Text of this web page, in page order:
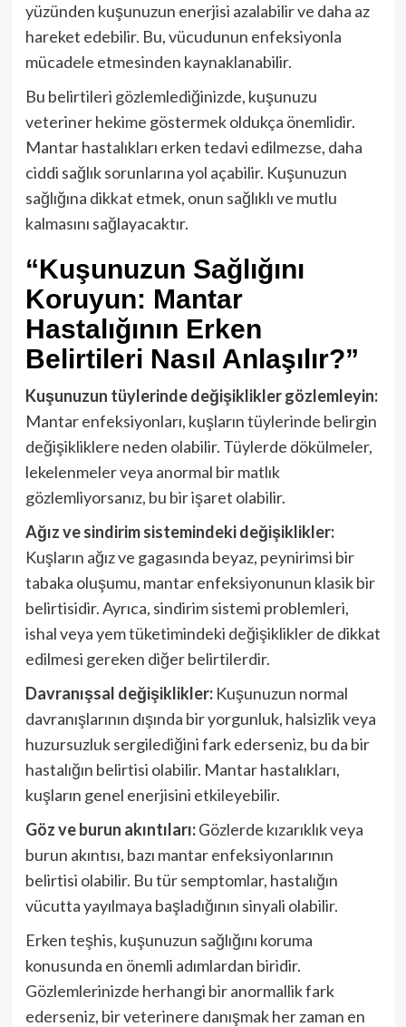
yüzünden kuşunuzun enerjisi azalabilir ve daha az
hareket edebilir. Bu, vücudunun enfeksiyonla
mücadele etmesinden kaynaklanabilir.
Bu belirtileri gözlemlediğinizde, kuşunuzu
veteriner hekime göstermek oldukça önemlidir.
Mantar hastalıkları erken tedavi edilmezse, daha
ciddi sağlık sorunlarına yol açabilir. Kuşunuzun
sağlığına dikkat etmek, onun sağlıklı ve mutlu
kalmasını sağlayacaktır.
“Kuşunuzun Sağlığını
Koruyun: Mantar
Hastalığının Erken
Belirtileri Nasıl Anlaşılır?”
Kuşunuzun tüylerinde değişiklikler gözlemleyin:
Mantar enfeksiyonları, kuşların tüylerinde belirgin
değişikliklere neden olabilir. Tüylerde dökülmeler,
lekelenmeler veya anormal bir matlık
gözlemliyorsanız, bu bir işaret olabilir.
Ağız ve sindirim sistemindeki değişiklikler:
Kuşların ağız ve gagasında beyaz, peynirimsi bir
tabaka oluşumu, mantar enfeksiyonunun klasik bir
belirtisidir. Ayrıca, sindirim sistemi problemleri,
ishal veya yem tüketimindeki değişiklikler de dikkat
edilmesi gereken diğer belirtilerdir.
Davranışsal değişiklikler:Kuşunuzun normal
davranışlarının dışında bir yorgunluk, halsizlik veya
huzursuzluk sergilediğini fark ederseniz, bu da bir
hastalığın belirtisi olabilir. Mantar hastalıkları,
kuşların genel enerjisini etkileyebilir.
Göz ve burun akıntıları:Gözlerde kızarıklık veya
burun akıntısı, bazı mantar enfeksiyonlarının
belirtisi olabilir. Bu tür semptomlar, hastalığın
vücutta yayılmaya başladığının sinyali olabilir.
Erken teşhis, kuşunuzun sağlığını koruma
konusunda en önemli adımlardan biridir.
Gözlemlerinizde herhangi bir anormallik fark
ederseniz, bir veterinere danışmak her zaman en